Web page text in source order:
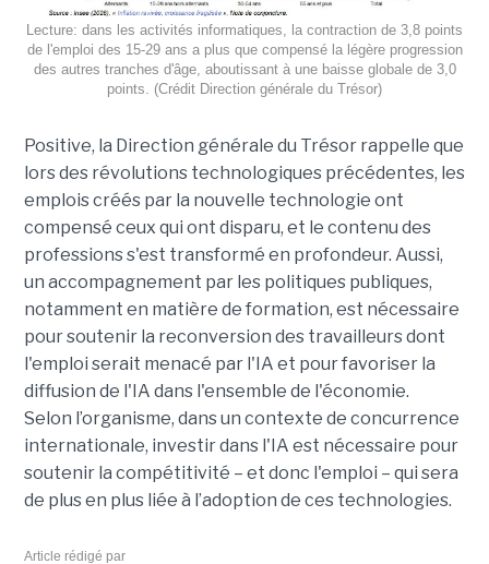
Lecture: dans les activités informatiques, la contraction de 3,8 points
de l'emploi des 15-29 ans a plus que compensé la légère progression
des autres tranches d'âge, aboutissant à une baisse globale de 3,0
points. (Crédit Direction générale du Trésor)
Positive, la Direction générale du Trésor rappelle que
lors des révolutions technologiques précédentes, les
emplois créés par la nouvelle technologie ont
compensé ceux qui ont disparu, et le contenu des
professions s'est transformé en profondeur. Aussi,
un accompagnement par les politiques publiques,
notamment en matière de formation, est nécessaire
pour soutenir la reconversion des travailleurs dont
l'emploi serait menacé par l'IA et pour favoriser la
diffusion de l'IA dans l'ensemble de l'économie.
Selon l’organisme, dans un contexte de concurrence
internationale, investir dans l'IA est nécessaire pour
soutenir la compétitivité – et donc l'emploi – qui sera
de plus en plus liée à l’adoption de ces technologies.
Article rédigé par